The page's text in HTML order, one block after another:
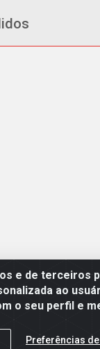
e de terceiros
ao
o seu perfil e
Preferências
- Rua João Miguel